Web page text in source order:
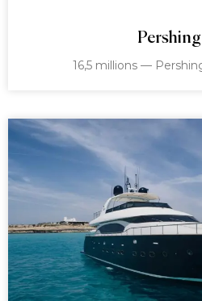
16,5 millions —